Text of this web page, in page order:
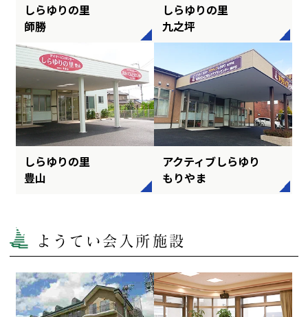
しらゆりの里
師勝
しらゆりの里
九之坪
しらゆりの里
豊山
アクティブしらゆり
もりやま
ようてい会入所施設